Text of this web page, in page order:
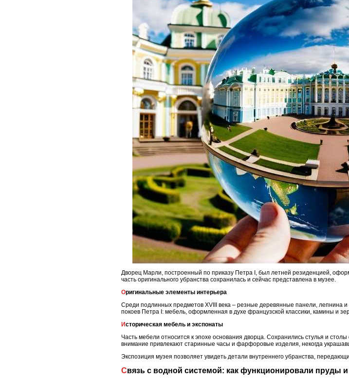
Дворец Марли, построенный по приказу Петра I, был летней резиденцией,
часть оригинального убранства сохранилась и сейчас представлена в музее.
Оригинальные элементы интерьера
Среди подлинных предметов XVIII века – резные деревянные панели, лепнина
покоев Петра I: мебель, оформленная в духе французской классики, камины и
Историческая мебель и экспонаты
Часть мебели относится к эпохе основания дворца. Сохранились стулья и
внимание привлекают старинные часы и фарфоровые изделия, некогда
Экспозиция музея позволяет увидеть детали внутреннего убранства,
Связь с водной системой: как функционировали пруды